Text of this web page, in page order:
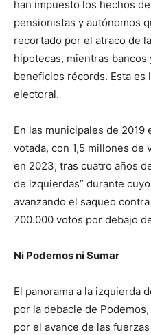
han impuesto los hechos
pensionistas y autónomos
recortado por el atraco de
hipotecas, mientras
beneficios récords. Esta es
electoral.
En las municipales de 2019
votada, con 1,5 millones de
en 2023, tras cuatro años
de izquierdas” durante
avanzando el saqueo
700.000 votos por debajo
Ni Podemos ni Sumar
El panorama a la izquierda
por la debacle de
por el avance de las